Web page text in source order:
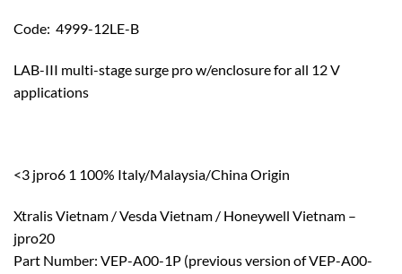
Code: 4999-12LE-B
LAB-III multi-stage surge pro w/enclosure for all 12 V
applications
<3 jpro6 1 100% Italy/Malaysia/China Origin
Xtralis Vietnam / Vesda Vietnam / Honeywell Vietnam –
jpro20
Part Number: VEP-A00-1P (previous version of VEP-A00-